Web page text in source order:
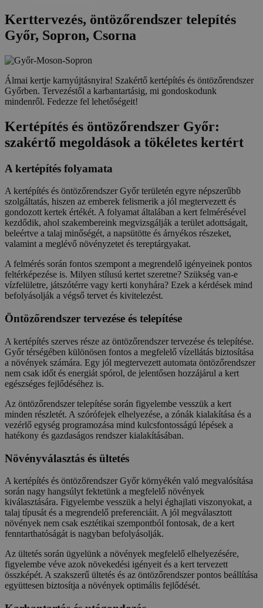
Kerttervezés, öntözőrendszer telepítés
Győr, Sopron, Csorna
Álmai kertje karnyújtásnyira! Szakértő kertépítés és öntözőrendszer
Győrben. Tervezéstől a karbantartásig, mi gondoskodunk
mindenről. Fedezze fel lehetőségeit!
Kertépítés és öntözőrendszer Győr:
szakértő megoldások a tökéletes kertért
A kertépítés folyamata
A kertépítés és öntözőrendszer Győr területén egyre népszerűbb
szolgáltatás, hiszen az emberek felismerik a jól megtervezett és
gondozott kertek értékét. A folyamat általában a kert felmérésével
kezdődik, ahol szakembereink megvizsgálják a terület adottságait,
beleértve a talaj minőségét, a napsütötte és árnyékos részeket,
valamint a meglévő növényzetet és tereptárgyakat.
A felmérés során fontos szempont a megrendelő igényeinek pontos
feltérképezése is. Milyen stílusú kertet szeretne? Szükség van-e
vízfelületre, játszótérre vagy kerti konyhára? Ezek a kérdések mind
befolyásolják a végső tervet és kivitelezést.
Öntözőrendszer tervezése és telepítése
A kertépítés szerves része az öntözőrendszer tervezése és telepítése.
Győr térségében különösen fontos a megfelelő vízellátás biztosítása
a növények számára. Egy jól megtervezett automata öntözőrendszer
nem csak időt és energiát spórol, de jelentősen hozzájárul a kert
egészséges fejlődéséhez is.
Az öntözőrendszer telepítése során figyelembe vesszük a kert
minden részletét. A szórófejek elhelyezése, a zónák kialakítása és a
vezérlő egység programozása mind kulcsfontosságú lépések a
hatékony és gazdaságos rendszer kialakításában.
Növényválasztás és ültetés
A kertépítés és öntözőrendszer Győr környékén való megvalósítása
során nagy hangsúlyt fektetünk a megfelelő növények
kiválasztására. Figyelembe vesszük a helyi éghajlati viszonyokat, a
talaj típusát és a megrendelő preferenciáit. A jól megválasztott
növények nem csak esztétikai szempontból fontosak, de a kert
fenntarthatóságát is nagyban befolyásolják.
Az ültetés során ügyelünk a növények megfelelő elhelyezésére,
figyelembe véve azok növekedési igényeit és a kert tervezett
összképét. A szakszerű ültetés és az öntözőrendszer pontos beállítása
együttesen biztosítja a növények optimális fejlődését.